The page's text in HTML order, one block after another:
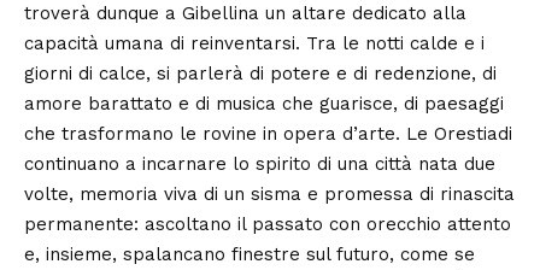
troverà dunque a Gibellina un altare dedicato alla
capacità umana di reinventarsi. Tra le notti calde e i
giorni di calce, si parlerà di potere e di redenzione, di
amore barattato e di musica che guarisce, di paesaggi
che trasformano le rovine in opera d’arte. Le Orestiadi
continuano a incarnare lo spirito di una città nata due
volte, memoria viva di un sisma e promessa di rinascita
permanente: ascoltano il passato con orecchio attento
e, insieme, spalancano finestre sul futuro, come se